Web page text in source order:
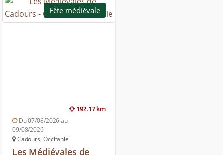
Fête médiévale
192.17 km
Du 07/08/2026 au
09/08/2026
Cadours, Occitanie
Les Médiévales de